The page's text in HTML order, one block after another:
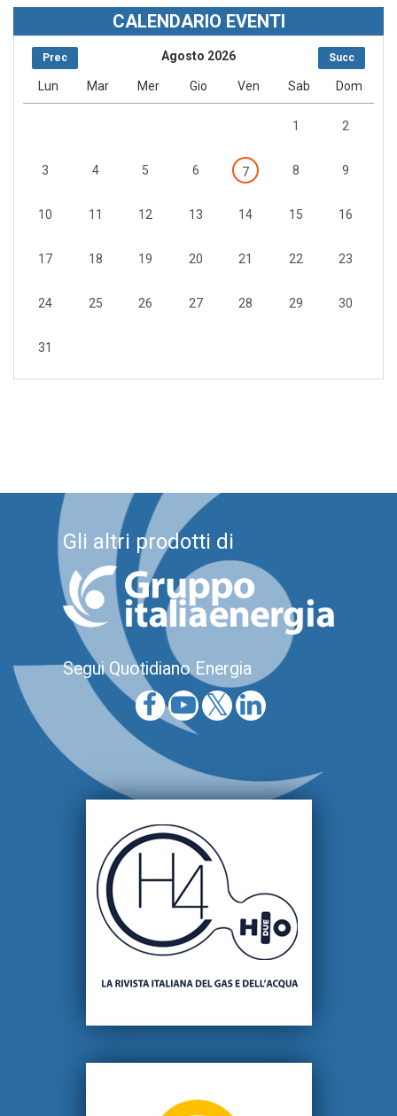
CALENDARIO EVENTI
Prec Succ
Agosto 2026
Lun Mar Mer Gio Ven Sab Dom
1 2
3 4 5 6 7 8 9
10 11 12 13 14 15 16
17 18 19 20 21 22 23
24 25 26 27 28 29 30
31
Gli altri prodotti di
Segui Quotidiano Energia